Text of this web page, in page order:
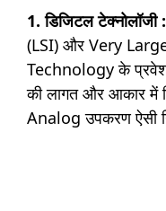
1. डिजिटल टेक्नोलॉजी :
(LSI) और Very
Technology के प्रवेश
की लागत और आकार में
Analog उपकरण ऐसी